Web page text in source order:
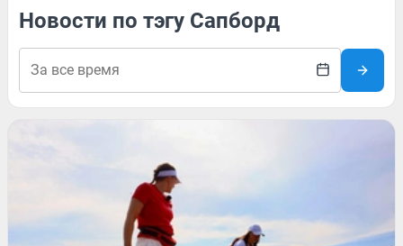
Новости по тэгу Сапборд